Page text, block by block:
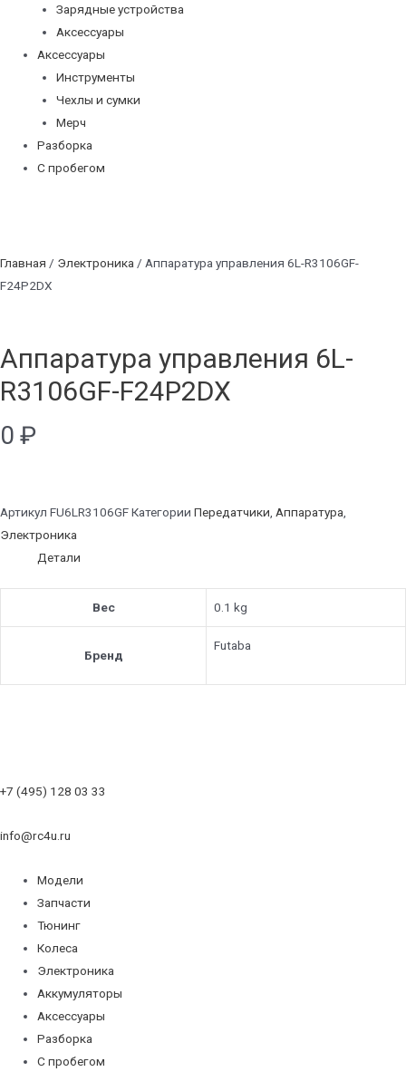
Зарядные устройства
Аксессуары
Аксессуары
Инструменты
Чехлы и сумки
Мерч
Разборка
С пробегом
Главная / Электроника / Аппаратура управления 6L-R3106GF-
F24P2DX
Аппаратура управления 6L-
R3106GF-F24P2DX
0 ₽
Артикул FU6LR3106GFКатегории Передатчики, Аппаратура,
Электроника
Детали
Вес 0.1 kg
Бренд
Futaba
+7 (495) 128 03 33
info@rc4u.ru
Модели
Запчасти
Тюнинг
Колеса
Электроника
Аккумуляторы
Аксессуары
Разборка
С пробегом